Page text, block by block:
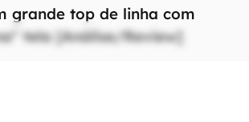
grande top de linha com
tela [Análise/Review]